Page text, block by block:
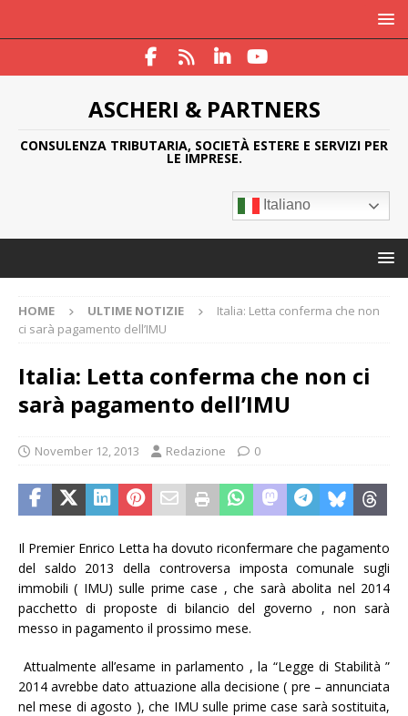
ASCHERI & PARTNERS
CONSULENZA TRIBUTARIA, SOCIETÀ ESTERE E SERVIZI PER
LE IMPRESE.
Italiano
HOME ULTIME NOTIZIE
Italia: Letta conferma che non
ci sarà pagamento dell’IMU
Italia: Letta conferma che non ci
sarà pagamento dell’IMU
November 12, 2013 Redazione 0
Il Premier Enrico Letta ha dovuto riconfermare che pagamento
del saldo 2013 della controversa imposta comunale sugli
immobili ( IMU) sulle prime case , che sarà abolita nel 2014
pacchetto di proposte di bilancio del governo , non sarà
messo in pagamento il prossimo mese.
Attualmente all’esame in parlamento , la “Legge di Stabilità ”
2014 avrebbe dato attuazione alla decisione ( pre – annunciata
nel mese di agosto ), che IMU sulle prime case sarà sostituita,